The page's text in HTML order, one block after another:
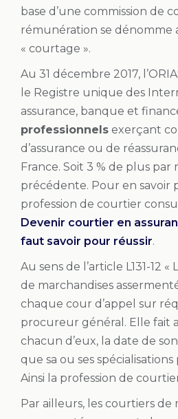
base d’une commission de
rémunération se dénomme
« courtage ».
Au 31 décembre 2017,
le Registre unique des
assurance, banque et
professionnels exerçant
d’assurance ou de
France. Soit 3 % de plus par
précédente. Pour en savoir
profession de courtier
Devenir courtier en
faut savoir pour réussir.
Au sens de l’article L131-12
de marchandises
chaque cour d’appel sur
procureur général. Elle fait
chacun d’eux, la date de
que sa ou ses
Ainsi la profession de
Par ailleurs, les courtiers de